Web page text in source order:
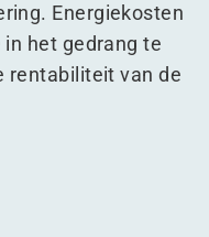
Energiekosten
het gedrang te
rentabiliteit van de